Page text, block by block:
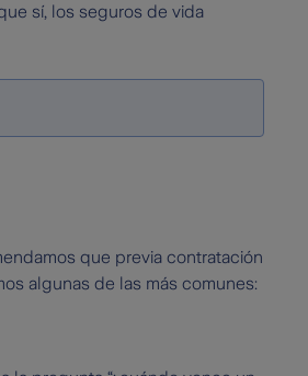
sí, los seguros de vida
que previa contratación
algunas de las más comunes: